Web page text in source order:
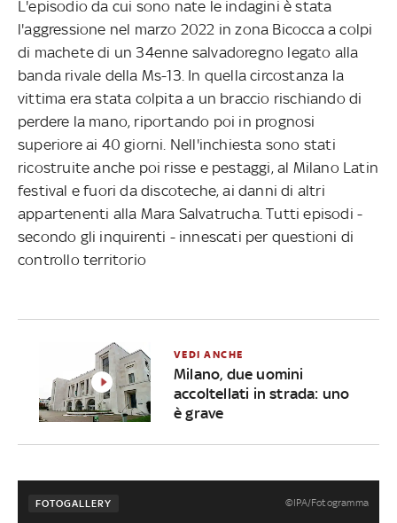
L'episodio da cui sono nate le indagini è stata
l'aggressione nel marzo 2022 in zona Bicocca a colpi
di machete di un 34enne salvadoregno legato alla
banda rivale della Ms-13. In quella circostanza la
vittima era stata colpita a un braccio rischiando di
perdere la mano, riportando poi in prognosi
superiore ai 40 giorni. Nell'inchiesta sono stati
ricostruite anche poi risse e pestaggi, al Milano Latin
festival e fuori da discoteche, ai danni di altri
appartenenti alla Mara Salvatrucha. Tutti episodi -
secondo gli inquirenti - innescati per questioni di
controllo territorio
VEDI ANCHE
Milano, due uomini
accoltellati in strada: uno
è grave
FOTOGALLERY ©IPA/Fotogramma